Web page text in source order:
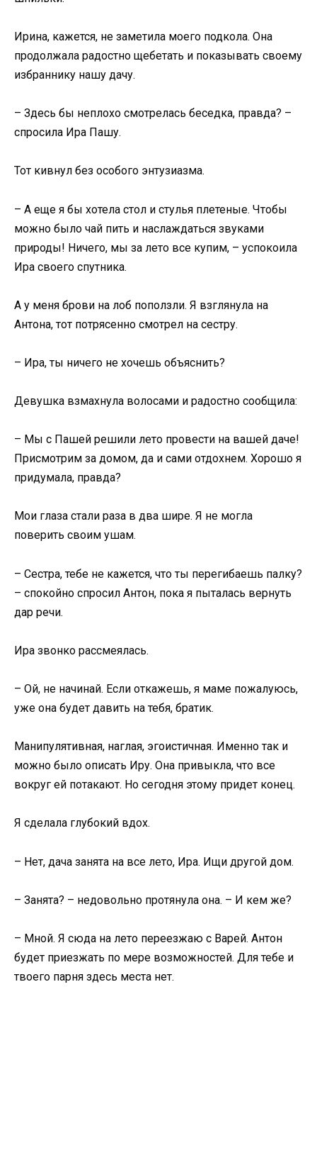
Ирина, кажется, не заметила моего подкола. Она
продолжала радостно щебетать и показывать своему
избраннику нашу дачу.
– Здесь бы неплохо смотрелась беседка, правда? –
спросила Ира Пашу.
Тот кивнул без особого энтузиазма.
– А еще я бы хотела стол и стулья плетеные. Чтобы
можно было чай пить и наслаждаться звуками
природы! Ничего, мы за лето все купим, – успокоила
Ира своего спутника.
А у меня брови на лоб поползли. Я взглянула на
Антона, тот потрясенно смотрел на сестру.
– Ира, ты ничего не хочешь объяснить?
Девушка взмахнула волосами и радостно сообщила:
– Мы с Пашей решили лето провести на вашей даче!
Присмотрим за домом, да и сами отдохнем. Хорошо я
придумала, правда?
Мои глаза стали раза в два шире. Я не могла
поверить своим ушам.
– Сестра, тебе не кажется, что ты перегибаешь палку?
– спокойно спросил Антон, пока я пыталась вернуть
дар речи.
Ира звонко рассмеялась.
– Ой, не начинай. Если откажешь, я маме пожалуюсь,
уже она будет давить на тебя, братик.
Манипулятивная, наглая, эгоистичная. Именно так и
можно было описать Иру. Она привыкла, что все
вокруг ей потакают. Но сегодня этому придет конец.
Я сделала глубокий вдох.
– Нет, дача занята на все лето, Ира. Ищи другой дом.
– Занята? – недовольно протянула она. – И кем же?
– Мной. Я сюда на лето переезжаю с Варей. Антон
будет приезжать по мере возможностей. Для тебе и
твоего парня здесь места нет.